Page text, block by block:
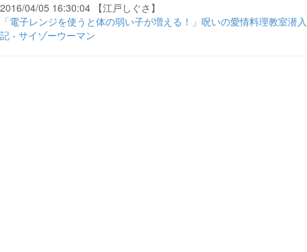
2016/04/05 16:30:04 【江戸しぐさ】
「電子レンジを使うと体の弱い子が増える！」呪いの愛情料理教室潜入
記 - サイゾーウーマン